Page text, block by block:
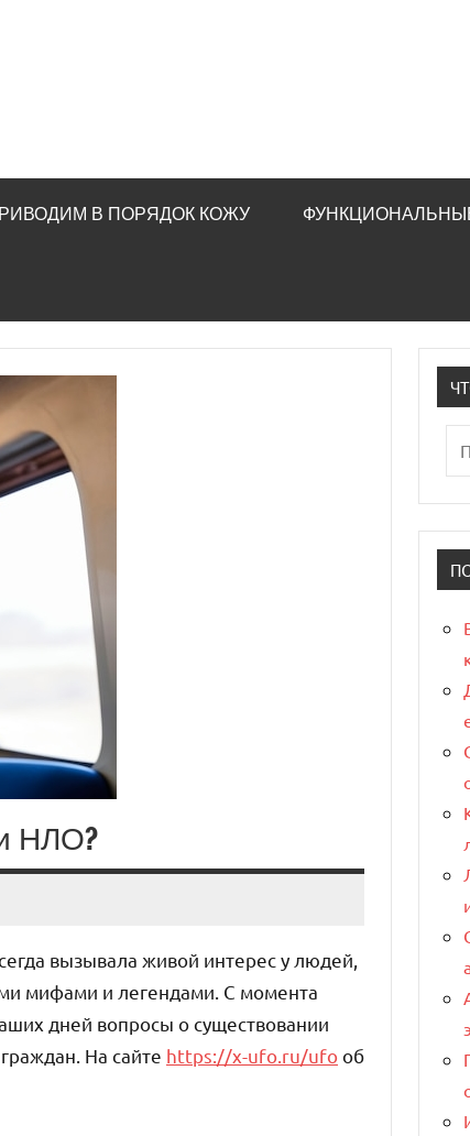
В ПОРЯДОК КОЖУ
НЛО?
вызывала живой интерес у людей,
мифами и легендами. С момента
дней вопросы о существовании
На сайте https://x-ufo.ru/ufoоб